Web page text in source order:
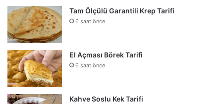
Tam Ölçülü Garantili Krep Tarifi
6 saat önce
El Açması Börek Tarifi
6 saat önce
Kahve Soslu Kek Tarifi